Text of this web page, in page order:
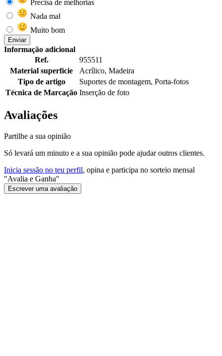
Precisa de melhorias
Nada mal
Muito bom
Enviar
Informação adicional
Ref.
955511
Material superfície
Acrílico, Madeira
Tipo de artigo
Suportes de montagem, Porta-fotos
Técnica de Marcação Inserção de foto
Avaliações
Partilhe a sua opinião
Só levará um minuto e a sua opinião pode ajudar outros clientes.
Inicia sessão no teu perfil, opina e participa no sorteio mensal
"Avalia e Ganha"
Escrever uma avaliação